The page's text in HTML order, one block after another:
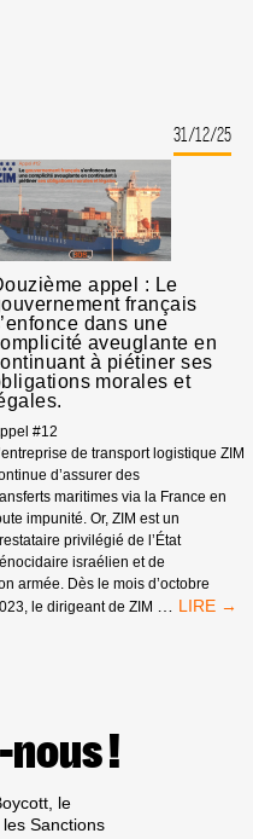
31/12/25
appel : Le
français
dans une
aveuglante en
à piétiner ses
morales et
#12
de transport logistique ZIM
d’assurer des
maritimes via la France en
impunité. Or, ZIM est un
privilégié de l’État
israélien et de
armée. Dès le mois d’octobre
le dirigeant de ZIM
DOUZIÈME
nous !
le
Sanctions